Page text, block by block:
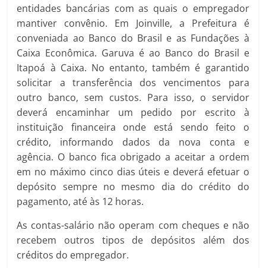
entidades bancárias com as quais o empregador
mantiver convênio. Em Joinville, a Prefeitura é
conveniada ao Banco do Brasil e as Fundações à
Caixa Econômica. Garuva é ao Banco do Brasil e
Itapoá à Caixa. No entanto, também é garantido
solicitar a transferência dos vencimentos para
outro banco, sem custos. Para isso, o servidor
deverá encaminhar um pedido por escrito à
instituição financeira onde está sendo feito o
crédito, informando dados da nova conta e
agência. O banco fica obrigado a aceitar a ordem
em no máximo cinco dias úteis e deverá efetuar o
depósito sempre no mesmo dia do crédito do
pagamento, até às 12 horas.
As contas-salário não operam com cheques e não
recebem outros tipos de depósitos além dos
créditos do empregador.